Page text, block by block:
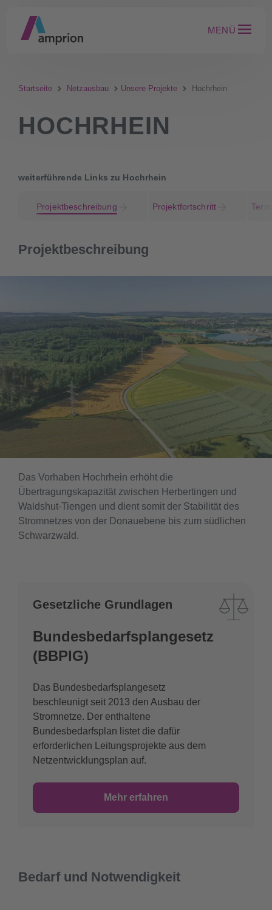
MENÜ
Startseite Netzausbau Unsere Projekte Hochrhein
HOCHRHEIN
weiterführende Links zu Hochrhein
Projektbeschreibung Projektfortschritt
Projektbeschreibung
Das Vorhaben Hochrhein erhöht die
Übertragungskapazität zwischen Herbertingen und
Waldshut-Tiengen und dient somit der Stabilität des
Stromnetzes von der Donauebene bis zum südlichen
Schwarzwald.
Gesetzliche Grundlagen
Bundesbedarfsplangesetz
(BBPlG)
Das Bundesbedarfsplangesetz
beschleunigt seit 2013 den Ausbau der
Stromnetze. Der enthaltene
Bundesbedarfsplan listet die dafür
erforderlichen Leitungsprojekte aus dem
Netzentwicklungsplan auf.
Mehr erfahren
Bedarf und Notwendigkeit